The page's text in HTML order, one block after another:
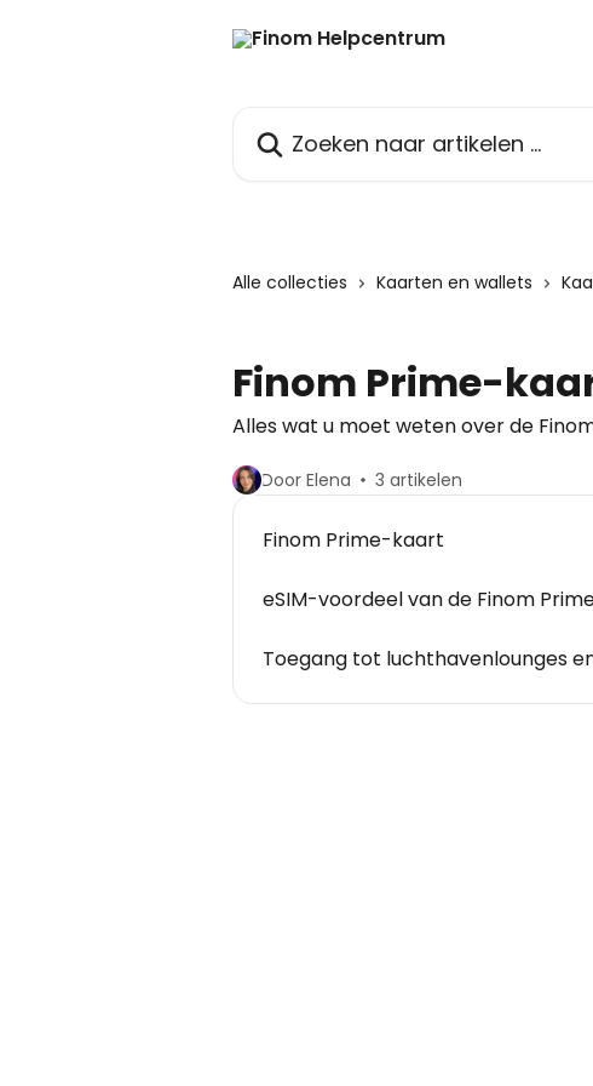
Alle collecties Kaarten en wallets
Finom Prime-
Alles wat u moet weten over de
Door Elena 3 artikelen
Finom Prime-kaart
eSIM-voordeel van de Finom
Toegang tot luchthavenlounges